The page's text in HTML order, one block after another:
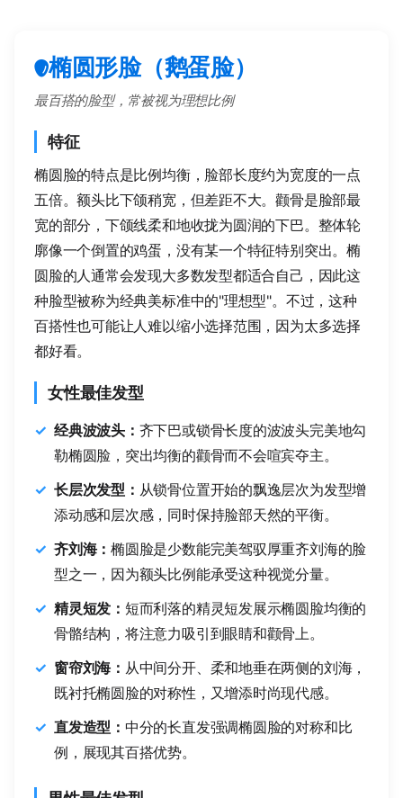
椭圆形脸（鹅蛋脸）
最百搭的脸型，常被视为理想比例
特征
椭圆脸的特点是比例均衡，脸部长度约为宽度的一点
五倍。额头比下颌稍宽，但差距不大。颧骨是脸部最
宽的部分，下颌线柔和地收拢为圆润的下巴。整体轮
廓像一个倒置的鸡蛋，没有某一个特征特别突出。椭
圆脸的人通常会发现大多数发型都适合自己，因此这
种脸型被称为经典美标准中的"理想型"。不过，这种
百搭性也可能让人难以缩小选择范围，因为太多选择
都好看。
女性最佳发型
经典波波头： 齐下巴或锁骨长度的波波头完美地勾
勒椭圆脸，突出均衡的颧骨而不会喧宾夺主。
长层次发型： 从锁骨位置开始的飘逸层次为发型增
添动感和层次感，同时保持脸部天然的平衡。
齐刘海：椭圆脸是少数能完美驾驭厚重齐刘海的脸
型之一，因为额头比例能承受这种视觉分量。
精灵短发： 短而利落的精灵短发展示椭圆脸均衡的
骨骼结构，将注意力吸引到眼睛和颧骨上。
窗帘刘海： 从中间分开、柔和地垂在两侧的刘海，
既衬托椭圆脸的对称性，又增添时尚现代感。
直发造型： 中分的长直发强调椭圆脸的对称和比
例，展现其百搭优势。